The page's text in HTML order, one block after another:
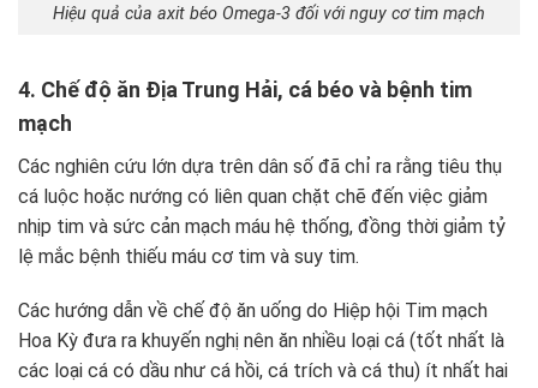
Hiệu quả của axit béo Omega-3 đối với nguy cơ tim mạch
4. Chế độ ăn Địa Trung Hải, cá béo và bệnh tim
mạch
Các nghiên cứu lớn dựa trên dân số đã chỉ ra rằng tiêu thụ
cá luộc hoặc nướng có liên quan chặt chẽ đến việc giảm
nhịp tim và sức cản mạch máu hệ thống, đồng thời giảm tỷ
lệ mắc bệnh thiếu máu cơ tim và suy tim.
Các hướng dẫn về chế độ ăn uống do Hiệp hội Tim mạch
Hoa Kỳ đưa ra khuyến nghị nên ăn nhiều loại cá (tốt nhất là
các loại cá có dầu như cá hồi, cá trích và cá thu) ít nhất hai